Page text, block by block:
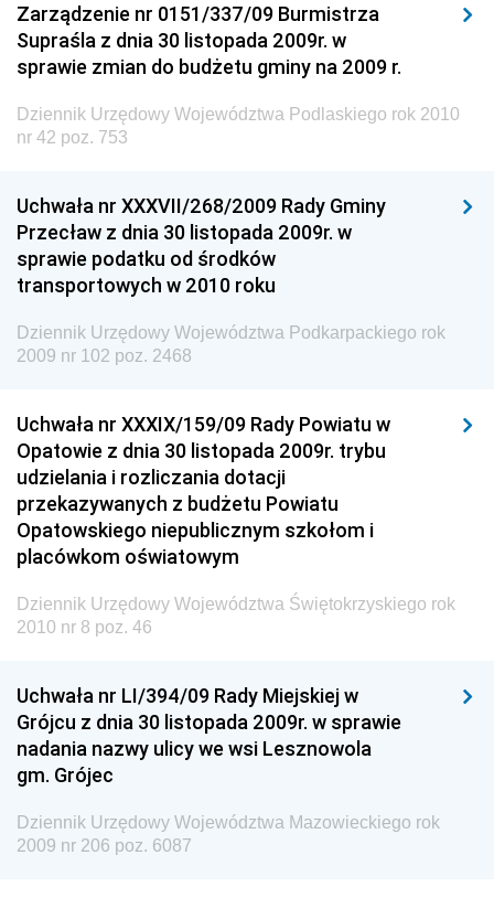
Dziennik Urzędowy Ministra Cyfryzacji
Dziennik Urzędowy Ministra Rozwoju
Budownictwa
Dziennik Urzędowy Ministra Gospodarki Morskiej i
Dziennik Urzędowy Ministra Energii
Dziennik Urzędowy Ministra Finansów
Dziennik Urzędowy Ministra Sprawiedliwości
Dziennik Urzędowy Ministra Rozwoju i Finansów
Dziennik Urzędowy Wyższego Urzędu Górniczego
Kolejowego
Dziennik Urzędowy Ministra Przedsiębiorczości i
Technologii
Dziennik Urzędowy Ministra Inwestycji i Rozwoju
Dziennik Urzędowy Naczelnego Dyrektora Archiwów
Państwowych
Dziennik Urzędowy Ministra Finansów, Inwestycji i
Dziennik Urzędowy Ministra Klimatu
Dziennik Urzędowy Ministra Sportu
Dziennik Urzędowy Ministra Funduszy i Polityki
Dziennik Urzędowy Ministra Aktywów Państwowych
Zarządzenie nr 0151/337/09 Burmistrza
Supraśla z dnia 30 listopada 2009r. w
sprawie zmian do budżetu gminy na 2009 r.
Dziennik Urzędowy Województwa Podlaskiego rok 2010
nr 42 poz. 753
Uchwała nr XXXVII/268/2009 Rady Gminy
Przecław z dnia 30 listopada 2009r. w
sprawie podatku od środków
transportowych w 2010 roku
Dziennik Urzędowy Województwa Podkarpackiego rok
2009 nr 102 poz. 2468
Uchwała nr XXXIX/159/09 Rady Powiatu w
Opatowie z dnia 30 listopada 2009r. trybu
udzielania i rozliczania dotacji
przekazywanych z budżetu Powiatu
Opatowskiego niepublicznym szkołom i
placówkom oświatowym
Dziennik Urzędowy Województwa Świętokrzyskiego rok
2010 nr 8 poz. 46
Uchwała nr LI/394/09 Rady Miejskiej w
Grójcu z dnia 30 listopada 2009r. w sprawie
nadania nazwy ulicy we wsi Lesznowola
gm. Grójec
Dziennik Urzędowy Województwa Mazowieckiego rok
2009 nr 206 poz. 6087